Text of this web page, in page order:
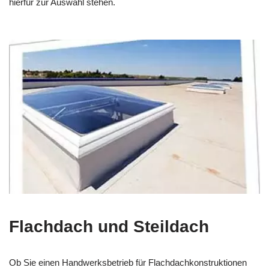
Flachdach und Steildach
Ob Sie einen Handwerksbetrieb für Flachdachkonstruktionen